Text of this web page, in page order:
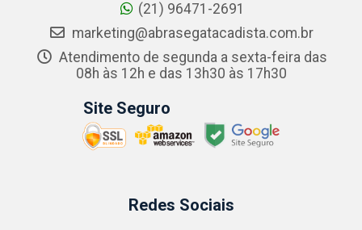
(21) 96471-2691
marketing@abrasegatacadista.com.br
Atendimento de segunda a sexta-feira das
08h às 12h e das 13h30 às 17h30
Site Seguro
Redes Sociais